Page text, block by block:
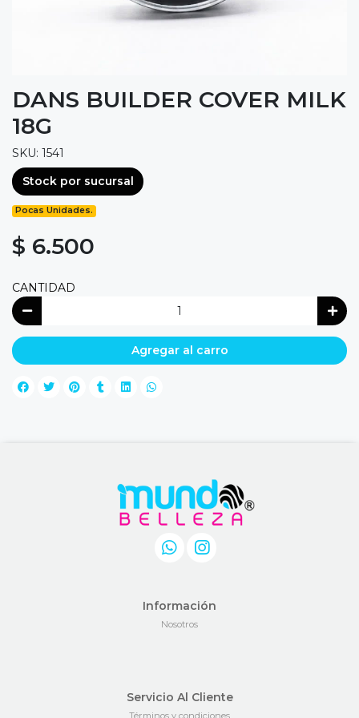
DANS BUILDER COVER MILK
18G
SKU: 1541
Stock por sucursal
Pocas Unidades.
$ 6.500
CANTIDAD
Agregar al carro
Información
Nosotros
Servicio Al Cliente
Términos y condiciones